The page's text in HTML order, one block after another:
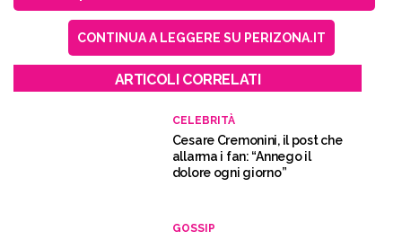
CONTINUA A LEGGERE SU PERIZONA.IT
ARTICOLI CORRELATI
CELEBRITÀ
Cesare Cremonini, il post che
allarma i fan: “Annego il
dolore ogni giorno”
GOSSIP